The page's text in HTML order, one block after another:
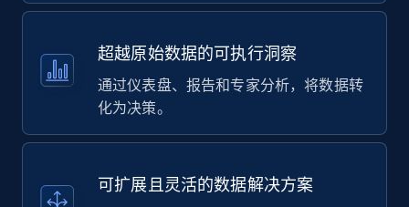
超越原始数据的可执行洞察
通过仪表盘、报告和专家分析，将数据转
化为决策。
可扩展且灵活的数据解决方案